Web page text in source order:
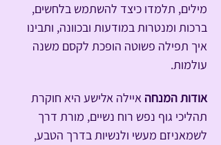
מילים, תלמדו כיצד להשתמש בלחשים,
ברכות ומנטרות במודעות ובכוונה, ותבינו
איך תפילה פשוטה הופכת לקסם משנה
עולמות.
אודות המנחה איילה אלישע היא חוקרת
תהליכי גוף נפש רוח נשיים, מורת דרך
לשמאניזם מעשי ולנשיות בדרך הטבע,